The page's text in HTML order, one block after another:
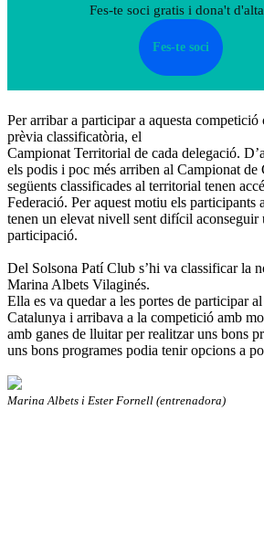
Fes-te soci gratis i dona't
Fes-te soci
Per arribar a participar a aquesta competició
prèvia classificatòria, el
Campionat Territorial de cada delegació.
els podis i poc més arriben al Campionat de
següents classificades al territorial tenen
Federació. Per aquest motiu els participants
tenen un elevat nivell sent difícil aconseguir
participació.
Del Solsona Patí Club s’hi va classificar la
Marina Albets Vilaginés.
Ella es va quedar a les portes de participar
Catalunya i arribava a la competició amb
amb ganes de lluitar per realitzar uns bons
uns bons programes podia tenir opcions a
Marina Albets i Ester Fornell (entrenadora)